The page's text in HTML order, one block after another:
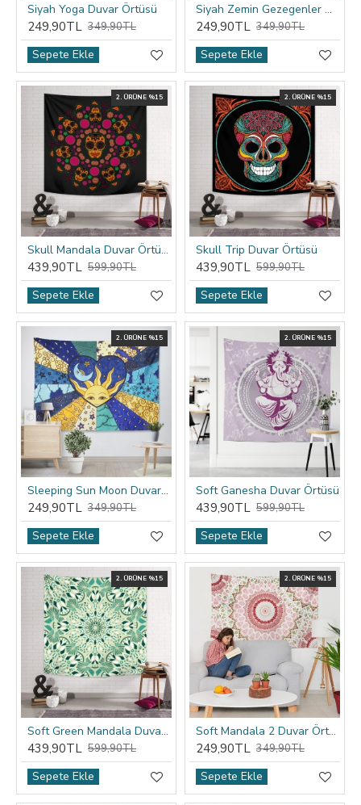
Siyah Yoga Duvar Örtüsü
249,90TL 349,90TL
Sepete Ekle
Siyah Zemin Gezegenler Duvar Örtüsü
249,90TL 349,90TL
Sepete Ekle
2. ÜRÜNE %15
Skull Mandala Duvar Örtüsü
439,90TL 599,90TL
Sepete Ekle
2. ÜRÜNE %15
Skull Trip Duvar Örtüsü
439,90TL 599,90TL
Sepete Ekle
2. ÜRÜNE %15
Sleeping Sun Moon Duvar Örtüsü
249,90TL 349,90TL
Sepete Ekle
2. ÜRÜNE %15
Soft Ganesha Duvar Örtüsü
439,90TL 599,90TL
Sepete Ekle
2. ÜRÜNE %15
Soft Green Mandala Duvar Örtüsü
439,90TL 599,90TL
Sepete Ekle
2. ÜRÜNE %15
Soft Mandala 2 Duvar Örtüsü
249,90TL 349,90TL
Sepete Ekle